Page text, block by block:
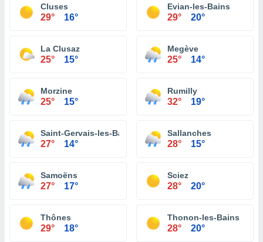
Cluses
29° 16°
Evian-les-Bains
29° 20°
La Clusaz
25° 15°
Megève
25° 14°
Morzine
25° 15°
Rumilly
32° 19°
Saint-Gervais-les-Bains
27° 14°
Sallanches
28° 15°
Samoëns
27° 17°
Sciez
28° 20°
Thônes
29° 18°
Thonon-les-Bains
28° 20°